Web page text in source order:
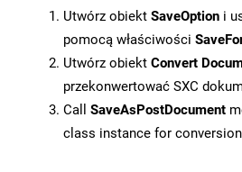
Utwórz obiekt SaveOption i
pomocą właściwości
Utwórz obiekt Convert
przekonwertować SXC
Call SaveAsPostDocument
class instance for